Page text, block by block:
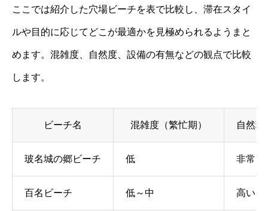
ここでは紹介した穴場ビーチを表で比較し、滞在スタイ
ルや目的に応じてどこが最適かを見極められるようまと
めます。混雑度、自然度、設備の有無などの観点で比較
します。
ビーチ名 混雑度（繁忙期） 自然環
玻名城の郷ビーチ 低 非常に
百名ビーチ 低～中 高い